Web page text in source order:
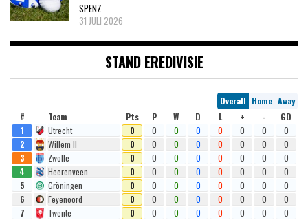
SPENZ
31 JULI 2026
STAND EREDIVISIE
Overall Home Away
#
Team Pts P W D L + -
GD
1
Utrecht 0 0 0 0 0 0 0
0
2
Willem II 0 0 0 0 0 0 0
0
3
Zwolle 0 0 0 0 0 0 0
0
4
Heerenveen 0 0 0 0 0 0 0
0
5
Gröningen 0 0 0 0 0 0 0
0
6
Feyenoord 0 0 0 0 0 0 0
0
7
Twente 0 0 0 0 0 0 0
0